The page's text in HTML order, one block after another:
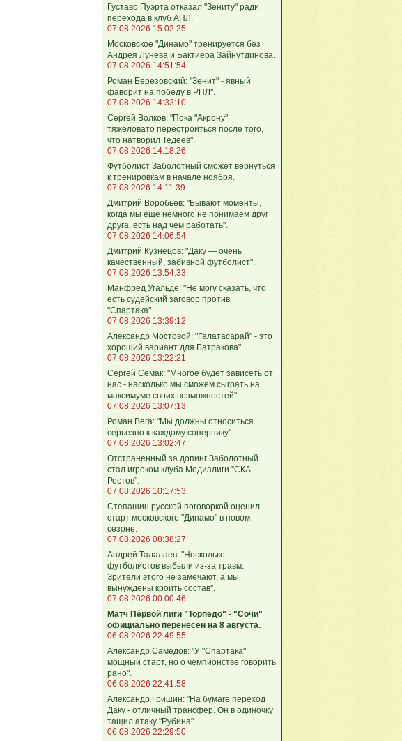
Густаво Пуэрта отказал "Зениту" ради
перехода в клуб АПЛ.
07.08.2026 15:02:25
Московское "Динамо" тренируется без
Андрея Лунева и Бактиера Зайнутдинова.
07.08.2026 14:51:54
Роман Березовский: "Зенит" - явный
фаворит на победу в РПЛ".
07.08.2026 14:32:10
Сергей Волков: "Пока "Акрону"
тяжеловато перестроиться после того,
что натворил Тедеев".
07.08.2026 14:18:26
Футболист Заболотный сможет вернуться
к тренировкам в начале ноября.
07.08.2026 14:11:39
Дмитрий Воробьев: "Бывают моменты,
когда мы ещё немного не понимаем друг
друга, есть над чем работать".
07.08.2026 14:06:54
Дмитрий Кузнецов: "Даку — очень
качественный, забивной футболист".
07.08.2026 13:54:33
Манфред Угальде: "Не могу сказать, что
есть судейский заговор против
"Спартака".
07.08.2026 13:39:12
Александр Мостовой: "Галатасарай" - это
хороший вариант для Батракова".
07.08.2026 13:22:21
Сергей Семак: "Многое будет зависеть от
нас - насколько мы сможем сыграть на
максимуме своих возможностей".
07.08.2026 13:07:13
Роман Вега: "Мы должны относиться
серьезно к каждому сопернику".
07.08.2026 13:02:47
Отстраненный за допинг Заболотный
стал игроком клуба Медиалиги "СКА-
Ростов".
07.08.2026 10:17:53
Степашин русской поговоркой оценил
старт московского "Динамо" в новом
сезоне.
07.08.2026 08:38:27
Андрей Талалаев: "Несколько
футболистов выбыли из-за травм.
Зрители этого не замечают, а мы
вынуждены кроить состав".
07.08.2026 00:00:46
Матч Первой лиги "Торпедо" - "Сочи"
официально перенесён на 8 августа.
06.08.2026 22:49:55
Александр Самедов: "У "Спартака"
мощный старт, но о чемпионстве говорить
рано".
06.08.2026 22:41:58
Александр Гришин: "На бумаге переход
Даку - отличный трансфер. Он в одиночку
тащил атаку "Рубина".
06.08.2026 22:29:50